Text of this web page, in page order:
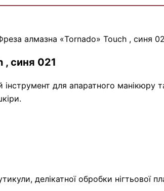
алмазна «Tornado» Touch , синя
, синя 021
інструмент для апаратного манікюру
делікатної обробки нігтьової